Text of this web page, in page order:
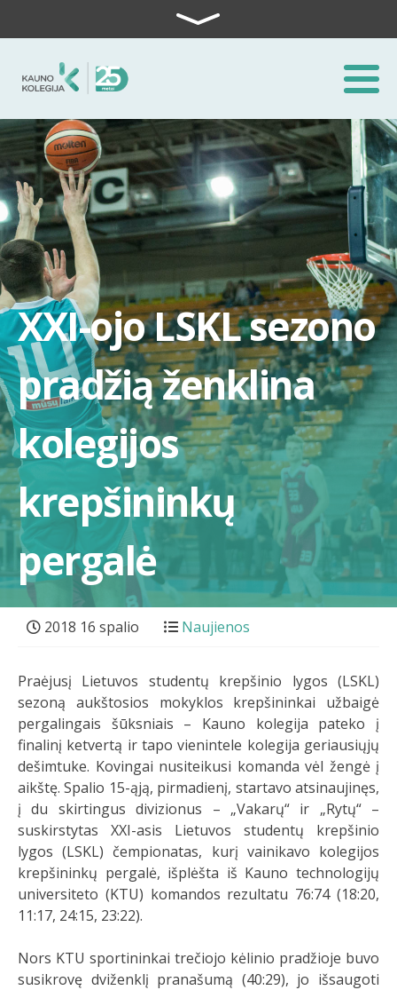
XXI-ojo LSKL sezono
pradžią ženklina
kolegijos
krepšininkų
pergalė
2018 16 spalio Naujienos
Praėjusį Lietuvos studentų krepšinio lygos (LSKL)
sezoną aukštosios mokyklos krepšininkai užbaigė
pergalingais šūksniais – Kauno kolegija pateko į
finalinį ketvertą ir tapo vienintele kolegija geriausiųjų
dešimtuke. Kovingai nusiteikusi komanda vėl žengė į
aikštę. Spalio 15-ąją, pirmadienį, startavo atsinaujinęs,
į du skirtingus divizionus – „Vakarų“ ir „Rytų“ –
suskirstytas XXI-asis Lietuvos studentų krepšinio
lygos (LSKL) čempionatas, kurį vainikavo kolegijos
krepšininkų pergalė, išplėšta iš Kauno technologijų
universiteto (KTU) komandos rezultatu 76:74 (18:20,
11:17, 24:15, 23:22).
Nors KTU sportininkai trečiojo kėlinio pradžioje buvo
susikrovę dviženklį pranašumą (40:29), jo išsaugoti